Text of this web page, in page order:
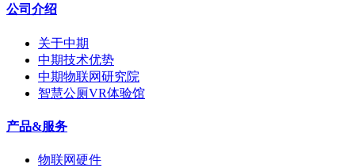
公司介绍
关于中期
中期技术优势
中期物联网研究院
智慧公厕VR体验馆
产品&服务
物联网硬件